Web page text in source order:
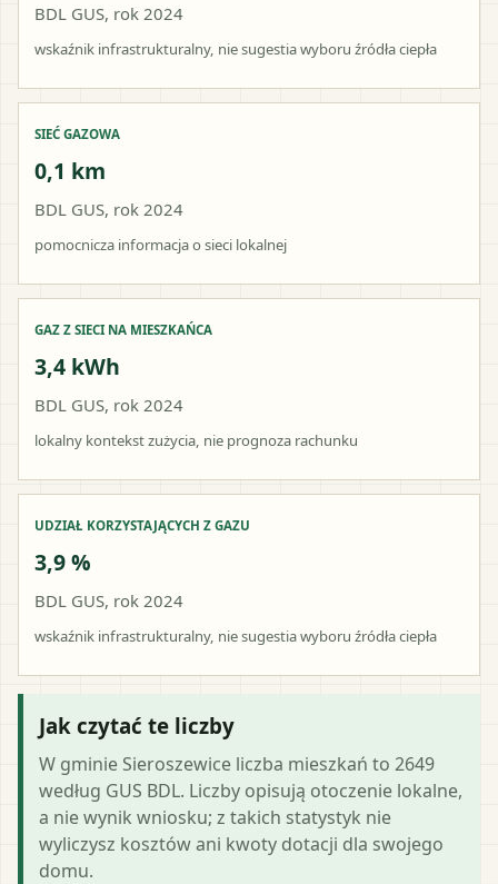
BDL GUS, rok 2024
wskaźnik infrastrukturalny, nie sugestia wyboru źródła ciepła
SIEĆ GAZOWA
0,1 km
BDL GUS, rok 2024
pomocnicza informacja o sieci lokalnej
GAZ Z SIECI NA MIESZKAŃCA
3,4 kWh
BDL GUS, rok 2024
lokalny kontekst zużycia, nie prognoza rachunku
UDZIAŁ KORZYSTAJĄCYCH Z GAZU
3,9 %
BDL GUS, rok 2024
wskaźnik infrastrukturalny, nie sugestia wyboru źródła ciepła
Jak czytać te liczby
W gminie Sieroszewice liczba mieszkań to 2649
według GUS BDL. Liczby opisują otoczenie lokalne,
a nie wynik wniosku; z takich statystyk nie
wyliczysz kosztów ani kwoty dotacji dla swojego
domu.